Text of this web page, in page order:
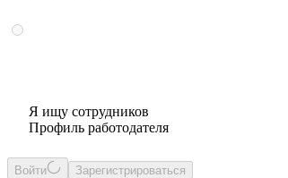
Я ищу сотрудников
Профиль работодателя
Войти Зарегистрироваться